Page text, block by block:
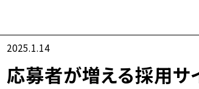
2025.1.14
応募者が増える採用サ